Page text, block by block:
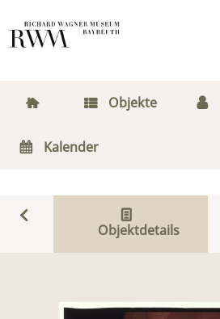
Objekte
Kalender
Objektdetails